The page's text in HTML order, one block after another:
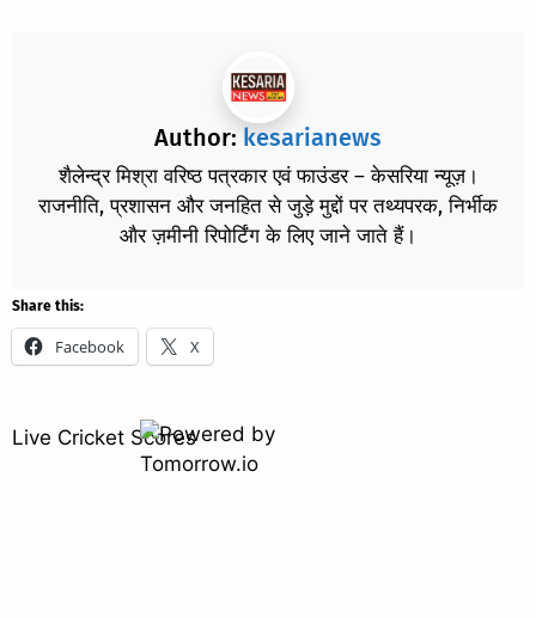
Author: kesarianews
शैलेन्द्र मिश्रा वरिष्ठ पत्रकार एवं फाउंडर – केसरिया न्यूज़।
राजनीति, प्रशासन और जनहित से जुड़े मुद्दों पर तथ्यपरक, निर्भीक
और ज़मीनी रिपोर्टिंग के लिए जाने जाते हैं।
Share this:
Facebook X
Live Cricket Scores